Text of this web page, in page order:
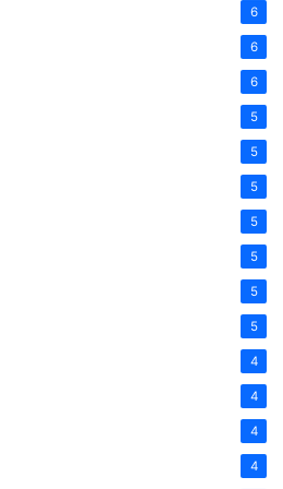
6
6
6
5
5
5
5
5
5
5
4
4
4
4